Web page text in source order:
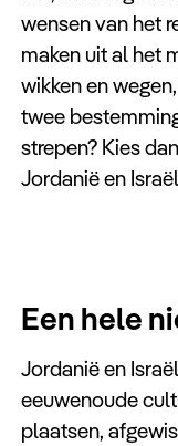
wensen van het
maken uit al het
wikken en
twee
strepen? Kies
Jordanië en
Een hele
Jordanië en
eeuwenoude
plaatsen,